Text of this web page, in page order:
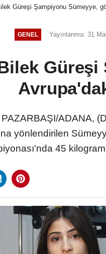
Güreşi Şampiyonu Sümeyye,
GENEL Yayınlanma: 31
Güreşi
ADANA,
yönlendirilen
45